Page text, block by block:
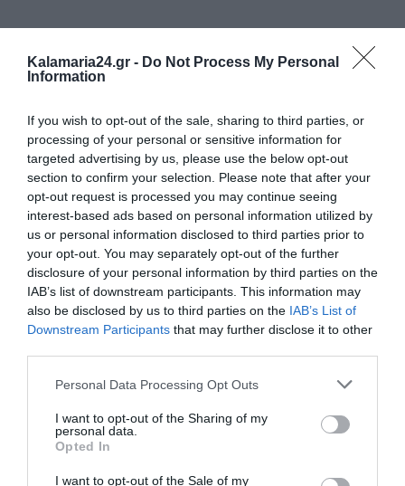
Kalamaria24.gr - Do Not Process My Personal
Information
If you wish to opt-out of the sale, sharing to third parties, or
processing of your personal or sensitive information for
targeted advertising by us, please use the below opt-out
section to confirm your selection. Please note that after your
opt-out request is processed you may continue seeing
interest-based ads based on personal information utilized by
us or personal information disclosed to third parties prior to
your opt-out. You may separately opt-out of the further
disclosure of your personal information by third parties on the
IAB’s list of downstream participants. This information may
also be disclosed by us to third parties on the IAB’s List of
Downstream Participants that may further disclose it to other
Personal Data Processing Opt Outs
I want to opt-out of the Sharing of my
personal data.
Opted In
I want to opt-out of the Sale of my